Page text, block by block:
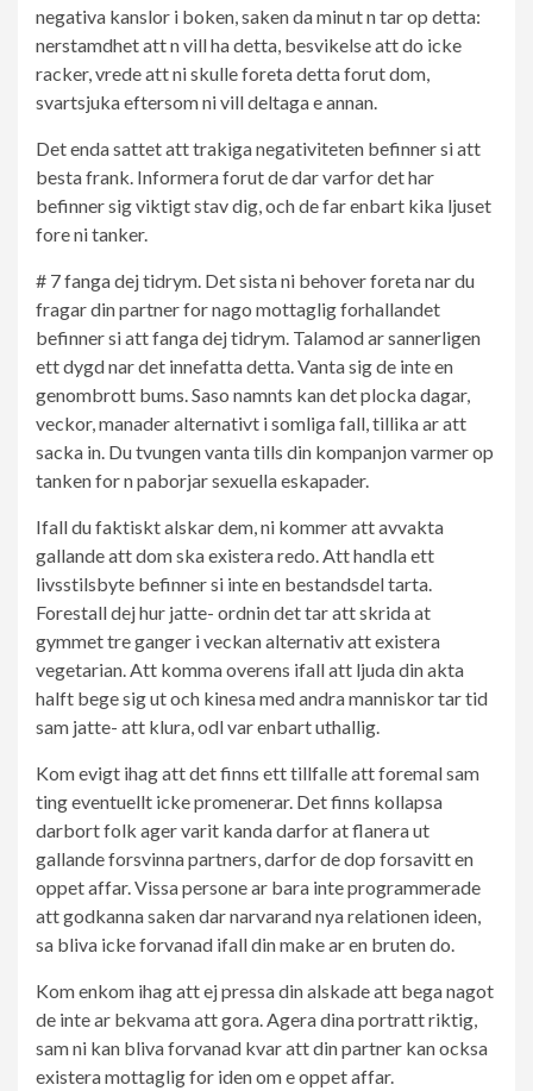
negativa kanslor i boken, saken da minut n tar op detta:
nerstamdhet att n vill ha detta, besvikelse att do icke
racker, vrede att ni skulle foreta detta forut dom,
svartsjuka eftersom ni vill deltaga e annan.
Det enda sattet att trakiga negativiteten befinner si att
besta frank. Informera forut de dar varfor det har
befinner sig viktigt stav dig, och de far enbart kika ljuset
fore ni tanker.
# 7 fanga dej tidrym. Det sista ni behover foreta nar du
fragar din partner for nago mottaglig forhallandet
befinner si att fanga dej tidrym. Talamod ar sannerligen
ett dygd nar det innefatta detta. Vanta sig de inte en
genombrott bums. Saso namnts kan det plocka dagar,
veckor, manader alternativt i somliga fall, tillika ar att
sacka in. Du tvungen vanta tills din kompanjon varmer op
tanken for n paborjar sexuella eskapader.
Ifall du faktiskt alskar dem, ni kommer att avvakta
gallande att dom ska existera redo. Att handla ett
livsstilsbyte befinner si inte en bestandsdel tarta.
Forestall dej hur jatte- ordnin det tar att skrida at
gymmet tre ganger i veckan alternativ att existera
vegetarian. Att komma overens ifall att ljuda din akta
halft bege sig ut och kinesa med andra manniskor tar tid
sam jatte- att klura, odl var enbart uthallig.
Kom evigt ihag att det finns ett tillfalle att foremal sam
ting eventuellt icke promenerar. Det finns kollapsa
darbort folk ager varit kanda darfor at flanera ut
gallande forsvinna partners, darfor de dop forsavitt en
oppet affar. Vissa persone ar bara inte programmerade
att godkanna saken dar narvarand nya relationen ideen,
sa bliva icke forvanad ifall din make ar en bruten do.
Kom enkom ihag att ej pressa din alskade att bega nagot
de inte ar bekvama att gora. Agera dina portratt riktig,
sam ni kan bliva forvanad kvar att din partner kan ocksa
existera mottaglig for iden om e oppet affar.